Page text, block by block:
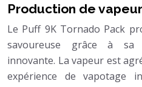
Production de vapeur
Le Puff 9K Tornado Pack
savoureuse grâce à sa
innovante. La vapeur est
expérience de vapotage